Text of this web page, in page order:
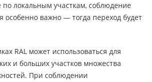
по локальным участкам, соблюдение
особенно важно — тогда переход будет
RAL может использоваться для
и больших участков множества
При соблюдении